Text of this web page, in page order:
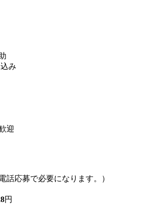
み
迎
話応募で必要になります。）
円